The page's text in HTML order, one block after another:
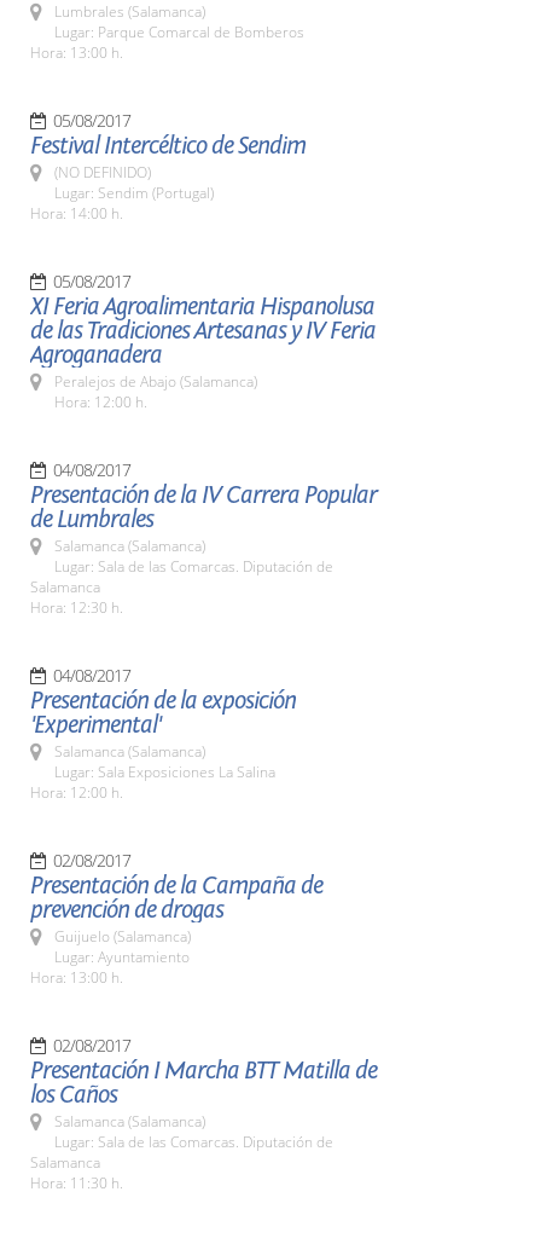
Lumbrales (Salamanca)
Lugar: Parque Comarcal de Bomberos
Hora: 13:00 h.
05/08/2017
Festival Intercéltico de Sendim
(NO DEFINIDO)
Lugar: Sendim (Portugal)
Hora: 14:00 h.
05/08/2017
XI Feria Agroalimentaria Hispanolusa
de las Tradiciones Artesanas y IV Feria
Agroganadera
Peralejos de Abajo (Salamanca)
Hora: 12:00 h.
04/08/2017
Presentación de la IV Carrera Popular
de Lumbrales
Salamanca (Salamanca)
Lugar: Sala de las Comarcas. Diputación de
Salamanca
Hora: 12:30 h.
04/08/2017
Presentación de la exposición
'Experimental'
Salamanca (Salamanca)
Lugar: Sala Exposiciones La Salina
Hora: 12:00 h.
02/08/2017
Presentación de la Campaña de
prevención de drogas
Guijuelo (Salamanca)
Lugar: Ayuntamiento
Hora: 13:00 h.
02/08/2017
Presentación I Marcha BTT Matilla de
los Caños
Salamanca (Salamanca)
Lugar: Sala de las Comarcas. Diputación de
Salamanca
Hora: 11:30 h.